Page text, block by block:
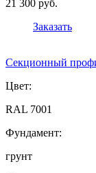
21 300 руб.
Заказать
Секционный
Цвет:
RAL 7001
Фундамент:
грунт